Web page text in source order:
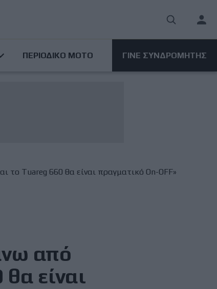
User
ΠΕΡΙΟΔΙΚΟ ΜΟΤΟ ΓΙΝΕ ΣΥΝΔΡΟΜΗΤΗΣ
το Tuareg 660 θα είναι πραγματικό On-OFF»
από
είναι